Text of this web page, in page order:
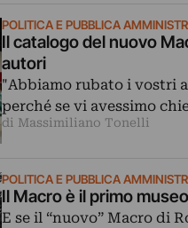
POLITICA E PUBBLICA
Il catalogo del nuovo
autori
"Abbiamo rubato i vostri
perché se vi avessimo
di Massimiliano Tonelli
POLITICA E PUBBLICA
Il Macro è il primo
E se il “nuovo” Macro di